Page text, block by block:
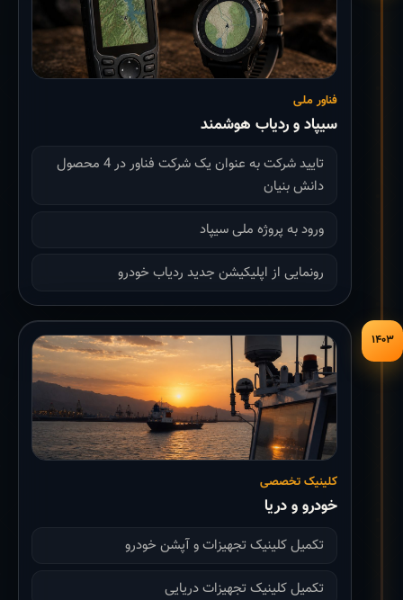
فناور ملی
سیپاد و ردیاب هوشمند
تایید شرکت به عنوان یک شرکت فناور در 4 محصول
دانش بنیان
ورود به پروژه ملی سیپاد
رونمایی از اپلیکیشن جدید ردیاب خودرو
۱۴۰۳
کلینیک تخصصی
خودرو و دریا
تکمیل کلینیک تجهیزات و آپشن خودرو
تکمیل کلینیک تجهیزات دریایی